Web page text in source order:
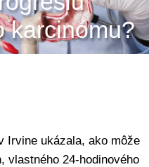
karcinómu?
ukázala, ako môže
vlastného 24-hodinového